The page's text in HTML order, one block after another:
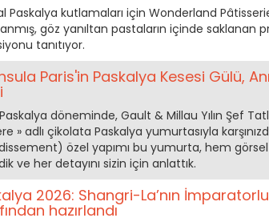
Paskalya kutlamaları için Wonderland
göz yanıltan pastaların içinde saklanan
tanıtıyor.
Paris'in Paskalya Kesesi Gülü,
döneminde, Gault & Millau Yılın Şef
» adlı çikolata Paskalya yumurtasıyla
özel yapımı bu yumurta, hem
ve her detayını sizin için anlattık.
2026: Shangri-La’nın
hazırlandı